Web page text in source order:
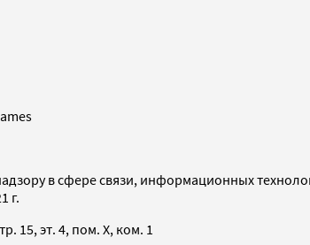
в сфере связи, информационных
г.
15, эт. 4, пом. X, ком. 1